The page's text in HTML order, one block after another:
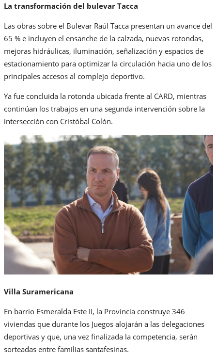
La transformación del bulevar Tacca
Las obras sobre el Bulevar Raúl Tacca presentan un avance del
65 % e incluyen el ensanche de la calzada, nuevas rotondas,
mejoras hidráulicas, iluminación, señalización y espacios de
estacionamiento para optimizar la circulación hacia uno de los
principales accesos al complejo deportivo.
Ya fue concluida la rotonda ubicada frente al CARD, mientras
continúan los trabajos en una segunda intervención sobre la
intersección con Cristóbal Colón.
Villa Suramericana
En barrio Esmeralda Este II, la Provincia construye 346
viviendas que durante los Juegos alojarán a las delegaciones
deportivas y que, una vez finalizada la competencia, serán
sorteadas entre familias santafesinas.